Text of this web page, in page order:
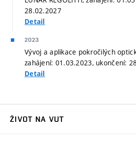
28.02.2027
Detail
2023
Vývoj a aplikace pokročilých
zahájení: 01.03.2023, ukončení:
Detail
ŽIVOT NA VUT